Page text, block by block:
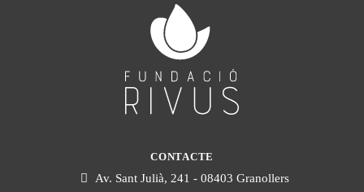
CONTACTE
Av. Sant Julià, 241 - 08403 Granollers